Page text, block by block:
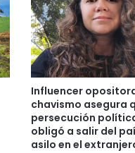
Influencer
chavismo asegura
persecución
obligó a salir del
asilo en el